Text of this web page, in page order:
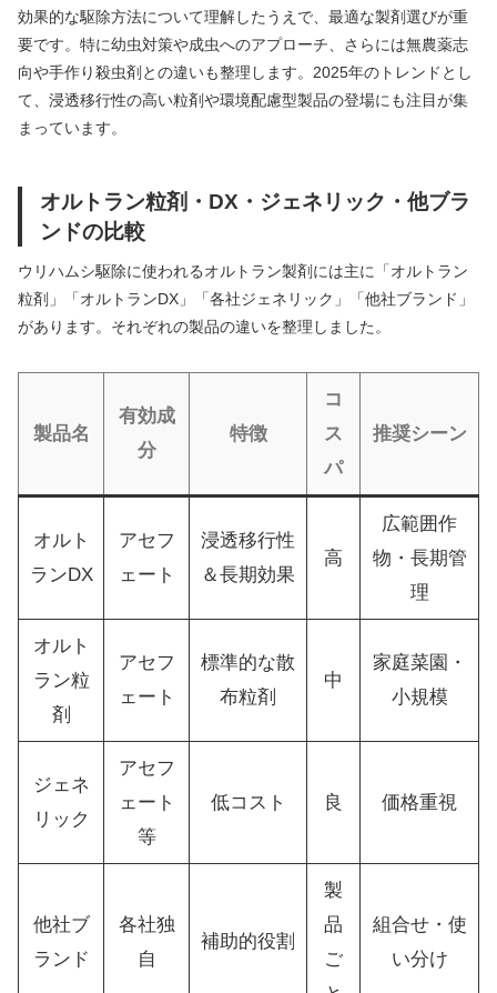
効果的な駆除方法について理解したうえで、最適な製剤選びが重
要です。特に幼虫対策や成虫へのアプローチ、さらには無農薬志
向や手作り殺虫剤との違いも整理します。2025年のトレンドとし
て、浸透移行性の高い粒剤や環境配慮型製品の登場にも注目が集
まっています。
オルトラン粒剤・DX・ジェネリック・他ブラ
ンドの比較
ウリハムシ駆除に使われるオルトラン製剤には主に「オルトラン
粒剤」「オルトランDX」「各社ジェネリック」「他社ブランド」
があります。それぞれの製品の違いを整理しました。
製品名
有効成
分
特徴
コ
ス
パ
推奨シーン
オルト
ランDX
アセフ
ェート
浸透移行性
＆長期効果
高
広範囲作
物・長期管
理
オルト
ラン粒
剤
アセフ
ェート
標準的な散
布粒剤
中
家庭菜園・
小規模
ジェネ
リック
アセフ
ェート
等
低コスト 良 価格重視
他社ブ
ランド
各社独
自
補助的役割
製
品
ご
組合せ・使
い分け